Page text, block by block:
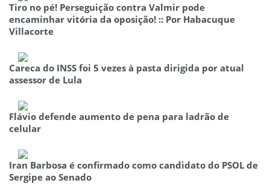
Tiro no pé! Perseguição contra Valmir pode
encaminhar vitória da oposição! :: Por Habacuque
Villacorte
Careca do INSS foi 5 vezes à pasta dirigida por atual
assessor de Lula
Flávio defende aumento de pena para ladrão de
celular
Iran Barbosa é confirmado como candidato do PSOL de
Sergipe ao Senado